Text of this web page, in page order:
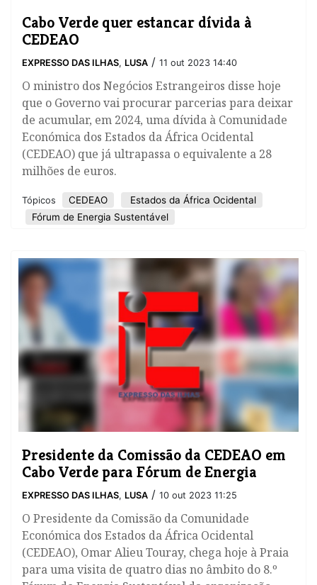
Cabo Verde quer estancar dívida à
CEDEAO
EXPRESSO DAS ILHAS, LUSA / 11 out 2023 14:40
O ministro dos Negócios Estrangeiros disse hoje
que o Governo vai procurar parcerias para deixar
de acumular, em 2024, uma dívida à Comunidade
Económica dos Estados da África Ocidental
(CEDEAO) que já ultrapassa o equivalente a 28
milhões de euros.
Tópicos CEDEAO
Estados da África Ocidental
Fórum de Energia Sustentável
Presidente da Comissão da CEDEAO em
Cabo Verde para Fórum de Energia
EXPRESSO DAS ILHAS, LUSA / 10 out 2023 11:25
O Presidente da Comissão da Comunidade
Económica dos Estados da África Ocidental
(CEDEAO), Omar Alieu Touray, chega hoje à Praia
para uma visita de quatro dias no âmbito do 8.º